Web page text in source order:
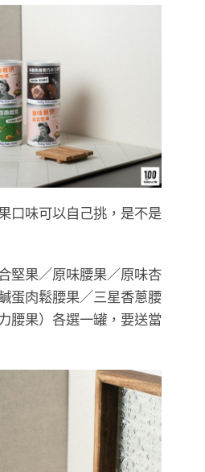
口味可以自己挑，是不是
合堅果／原味腰果／原味杏
鹹蛋肉鬆腰果／三星香蔥腰
腰果）各選一罐，要送當